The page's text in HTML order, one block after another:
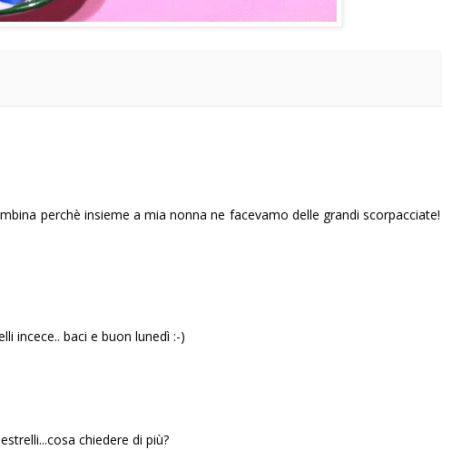
perchè insieme a mia nonna ne facevamo delle grandi scorpacciate!
incece.. baci e buon lunedì :-)
chiedere di più?